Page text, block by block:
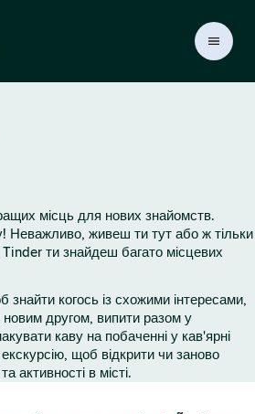
місць для нових знайомств.
Неважливо, живеш ти тут або ж тільки
ти знайдеш багато місцевих
когось із схожими інтересами,
новим другом, випити разом у
каву на побаченні у кав'ярні
щоб відкрити чи заново
активності в місті.